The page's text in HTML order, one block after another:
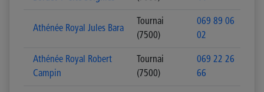
Athénée Royal Jules Bara
Tournai
(7500)
069 89 06
02
Athénée Royal Robert
Campin
Tournai
(7500)
069 22 26
66